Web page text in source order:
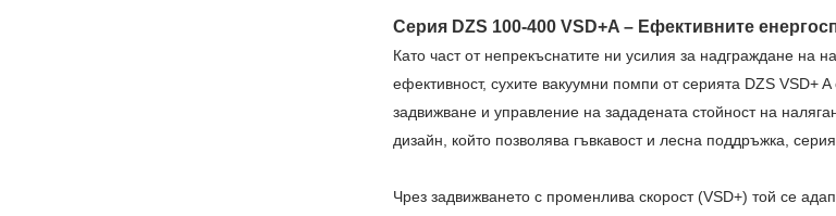
Серия DZS 100-400 VSD+A – Ефективните
Като част от непрекъснатите ни усилия за надграждане на
ефективност, сухите вакуумни помпи от серията DZS VSD+
задвижване и управление на зададената стойност на
дизайн, който позволява гъвкавост и лесна поддръжка,
Чрез задвижването с променлива скорост (VSD+) той се